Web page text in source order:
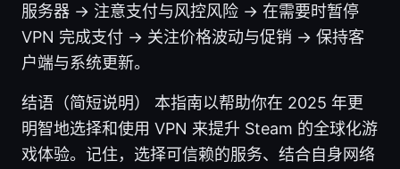
服务器 → 注意支付与风控风险 → 在需要时暂停
VPN 完成支付 → 关注价格波动与促销 → 保持客
户端与系统更新。
结语（简短说明） 本指南以帮助你在 2025 年更
明智地选择和使用 VPN 来提升 Steam 的全球化游
戏体验。记住，选择可信赖的服务、结合自身网络